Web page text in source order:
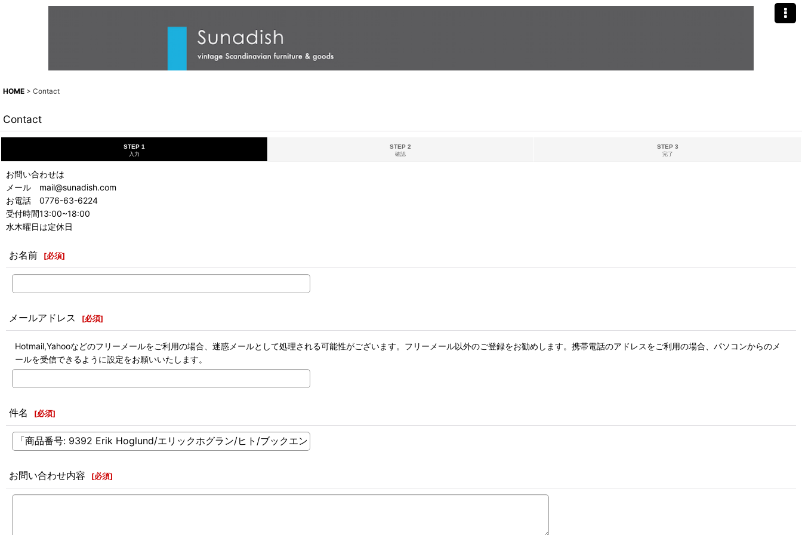
HOME > Contact
Contact
STEP 1
入力
STEP 2
確認
STEP 3
完了
お問い合わせは
メール mail@sunadish.com
お電話 0776-63-6224
受付時間13:00~18:00
水木曜日は定休日
お名前 [必須]
メールアドレス [必須]
Hotmail,Yahooなどのフリーメールをご利用の場合、迷惑メールとして処理される可能性がございます。フリーメール以外のご登録をお勧めします。携帯電話のアドレスをご利用の場合、パソコンからのメ
ールを受信できるように設定をお願いいたします。
件名 [必須]
お問い合わせ内容 [必須]